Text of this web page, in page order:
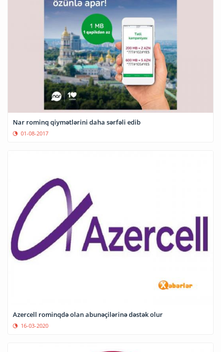
Nar rominq qiymətlərini daha sərfəli edib
01-08-2017
Azercell rominqdə olan abunəçilərinə dəstək olur
16-03-2020